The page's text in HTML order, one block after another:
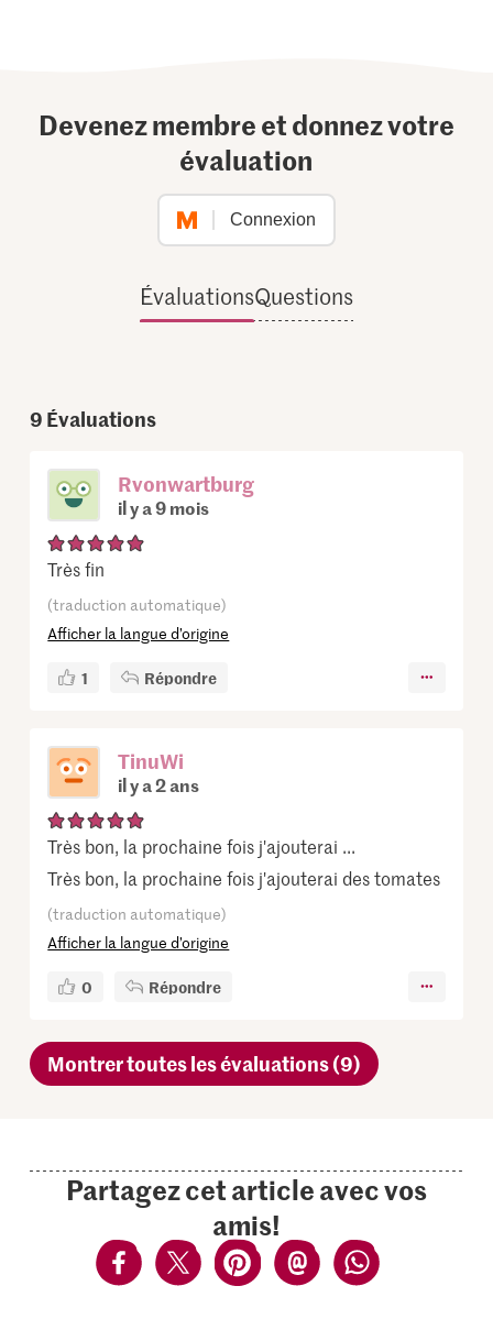
Devenez membre et donnez votre
évaluation
Connexion
ÉvaluationsQuestions
9 Évaluations
Rvonwartburg
il y a 9 mois
Très fin
(traduction automatique)
Afficher la langue d’origine
1 Répondre
TinuWi
il y a 2 ans
Très bon, la prochaine fois j'ajouterai ...
Très bon, la prochaine fois j'ajouterai des tomates
(traduction automatique)
Afficher la langue d’origine
0 Répondre
Montrer toutes les évaluations (9)
Partagez cet article avec vos
amis!